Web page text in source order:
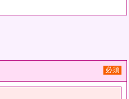
必須